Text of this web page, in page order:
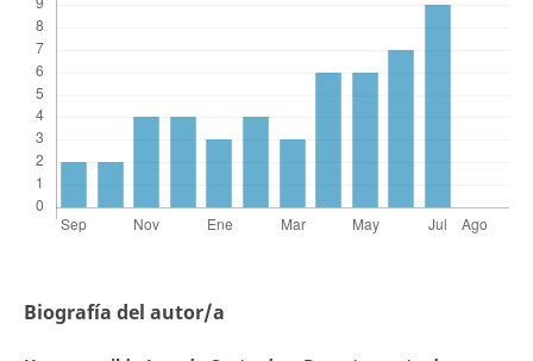
Biografía del autor/a